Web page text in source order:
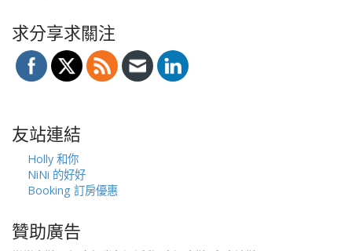
求分享求關注
友站連結
Holly 和你
NiNi 的好好
Booking 訂房優惠
贊助廣告